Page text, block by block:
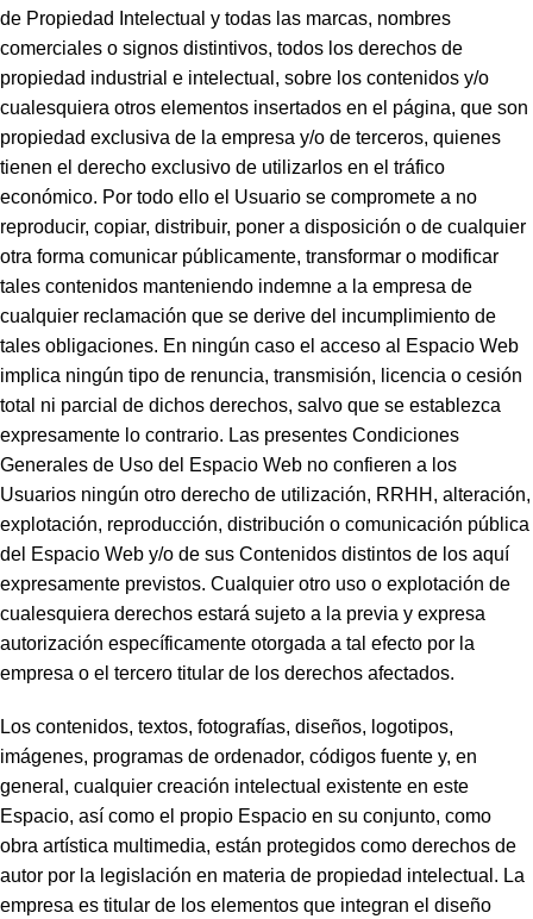
de Propiedad Intelectual y todas las marcas, nombres
comerciales o signos distintivos, todos los derechos de
propiedad industrial e intelectual, sobre los contenidos y/o
cualesquiera otros elementos insertados en el página, que son
propiedad exclusiva de la empresa y/o de terceros, quienes
tienen el derecho exclusivo de utilizarlos en el tráfico
económico. Por todo ello el Usuario se compromete a no
reproducir, copiar, distribuir, poner a disposición o de cualquier
otra forma comunicar públicamente, transformar o modificar
tales contenidos manteniendo indemne a la empresa de
cualquier reclamación que se derive del incumplimiento de
tales obligaciones. En ningún caso el acceso al Espacio Web
implica ningún tipo de renuncia, transmisión, licencia o cesión
total ni parcial de dichos derechos, salvo que se establezca
expresamente lo contrario. Las presentes Condiciones
Generales de Uso del Espacio Web no confieren a los
Usuarios ningún otro derecho de utilización, RRHH, alteración,
explotación, reproducción, distribución o comunicación pública
del Espacio Web y/o de sus Contenidos distintos de los aquí
expresamente previstos. Cualquier otro uso o explotación de
cualesquiera derechos estará sujeto a la previa y expresa
autorización específicamente otorgada a tal efecto por la
empresa o el tercero titular de los derechos afectados.
Los contenidos, textos, fotografías, diseños, logotipos,
imágenes, programas de ordenador, códigos fuente y, en
general, cualquier creación intelectual existente en este
Espacio, así como el propio Espacio en su conjunto, como
obra artística multimedia, están protegidos como derechos de
autor por la legislación en materia de propiedad intelectual. La
empresa es titular de los elementos que integran el diseño